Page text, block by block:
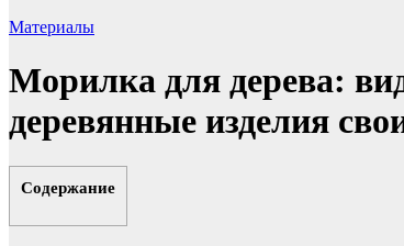
Материалы
Морилка для дерева:
деревянные изделия
Содержание